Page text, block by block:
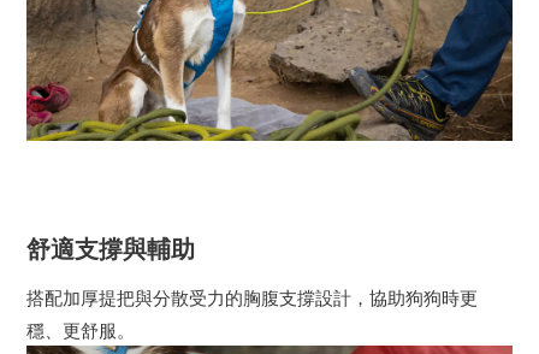
舒適支撐與輔助
搭配加厚提把與分散受力的胸腹支撐設計，協助狗狗時更
穩、更舒服。